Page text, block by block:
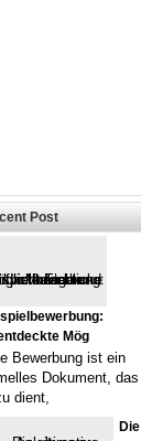
Post
Mög
Bewerbung ist ein
Dokument, das
dient,
Die